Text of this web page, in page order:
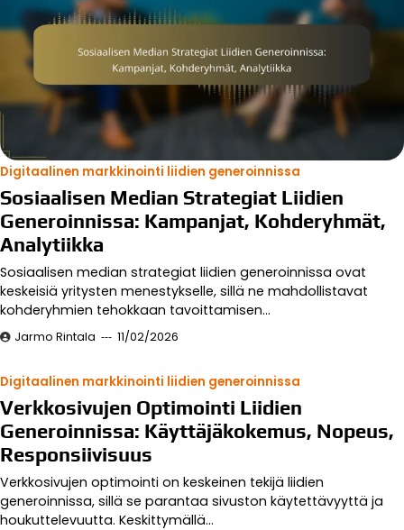
Digitaalinen markkinointi liidien generoinnissa
Sosiaalisen Median Strategiat Liidien
Generoinnissa: Kampanjat, Kohderyhmät,
Analytiikka
Sosiaalisen median strategiat liidien generoinnissa ovat
keskeisiä yritysten menestykselle, sillä ne mahdollistavat
kohderyhmien tehokkaan tavoittamisen…
Jarmo Rintala 11/02/2026
Digitaalinen markkinointi liidien generoinnissa
Verkkosivujen Optimointi Liidien
Generoinnissa: Käyttäjäkokemus, Nopeus,
Responsiivisuus
Verkkosivujen optimointi on keskeinen tekijä liidien
generoinnissa, sillä se parantaa sivuston käytettävyyttä ja
houkuttelevuutta. Keskittymällä…